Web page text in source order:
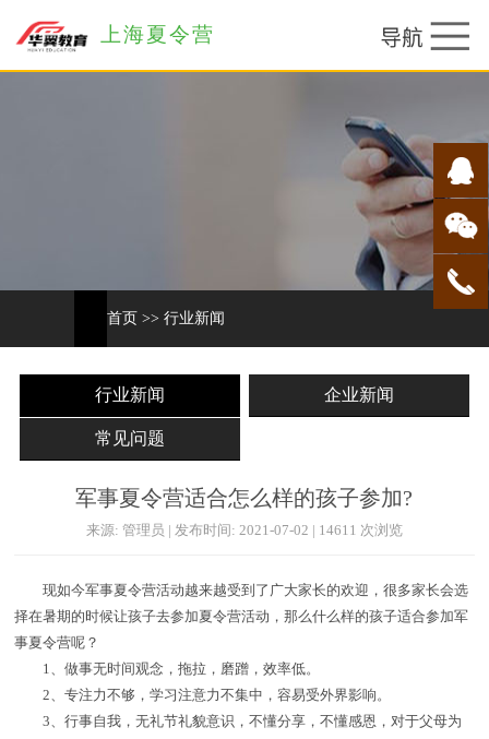
上海夏令营
首页 >> 行业新闻
行业新闻 企业新闻
常见问题
军事夏令营适合怎么样的孩子参加?
来源: 管理员 | 发布时间: 2021-07-02 | 14611 次浏览
现如今军事夏令营活动越来越受到了广大家长的欢迎，很多家长会选
择在暑期的时候让孩子去参加夏令营活动，那么什么样的孩子适合参加军
事夏令营呢？
1、做事无时间观念，拖拉，磨蹭，效率低。
2、专注力不够，学习注意力不集中，容易受外界影响。
3、行事自我，无礼节礼貌意识，不懂分享，不懂感恩，对于父母为